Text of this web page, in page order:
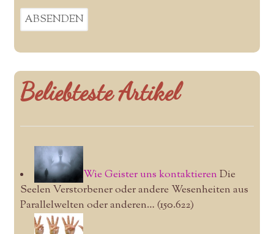
Beliebteste Artikel
Wie Geister uns kontaktierenDie
Seelen Verstorbener oder andere Wesenheiten aus
Parallelwelten oder anderen… (150.622)